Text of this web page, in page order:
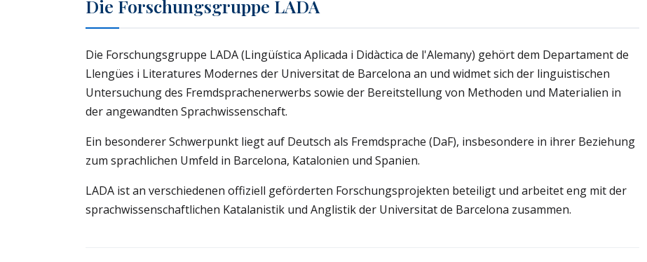
Die Forschungsgruppe LADA
Die Forschungsgruppe LADA (Lingüística Aplicada i Didàctica de l'Alemany) gehört dem Departament de
Llengües i Literatures Modernes der Universitat de Barcelona an und widmet sich der linguistischen
Untersuchung des Fremdsprachenerwerbs sowie der Bereitstellung von Methoden und Materialien in
der angewandten Sprachwissenschaft.
Ein besonderer Schwerpunkt liegt auf Deutsch als Fremdsprache (DaF), insbesondere in ihrer Beziehung
zum sprachlichen Umfeld in Barcelona, Katalonien und Spanien.
LADA ist an verschiedenen offiziell geförderten Forschungsprojekten beteiligt und arbeitet eng mit der
sprachwissenschaftlichen Katalanistik und Anglistik der Universitat de Barcelona zusammen.